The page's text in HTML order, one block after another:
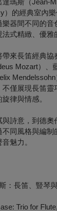
）的經典室內
器間不同的音
式精緻、優雅
帶來長笛經典協
Mozart）、
不僅展現長笛
律與情感。
詩意，到德
同風格與編
魅力。
：長笛、豎琴
Trio for